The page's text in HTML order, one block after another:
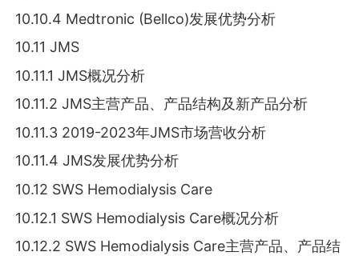
10.10.4 Medtronic (Bellco)发展优势分析
10.11 JMS
10.11.1 JMS概况分析
10.11.2 JMS主营产品、产品结构及新产品分析
10.11.3 2019-2023年JMS市场营收分析
10.11.4 JMS发展优势分析
10.12 SWS Hemodialysis Care
10.12.1 SWS Hemodialysis Care概况分析
10.12.2 SWS Hemodialysis Care主营产品、产品结